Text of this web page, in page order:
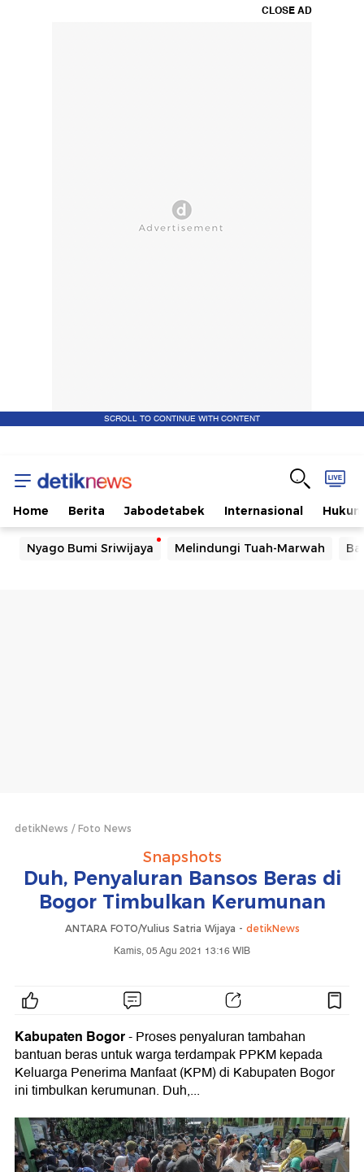
CLOSE AD
SCROLL TO CONTINUE WITH CONTENT
Home Berita Jabodetabek Internasional Hukum
Nyago Bumi Sriwijaya Melindungi Tuah-Marwah
detikNews Foto News
Snapshots
Duh, Penyaluran Bansos Beras di
Bogor Timbulkan Kerumunan
ANTARA FOTO/Yulius Satria Wijaya - detikNews
Kamis, 05 Agu 2021 13:16 WIB
Kabupaten Bogor- Proses penyaluran tambahan
bantuan beras untuk warga terdampak PPKM kepada
Keluarga Penerima Manfaat (KPM) di Kabupaten Bogor
ini timbulkan kerumunan. Duh,...